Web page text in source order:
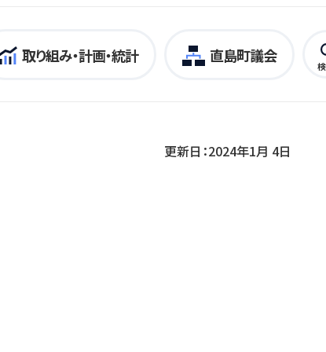
取り組み・計画・統計 直島町議会
更新日：2024年1月 4日